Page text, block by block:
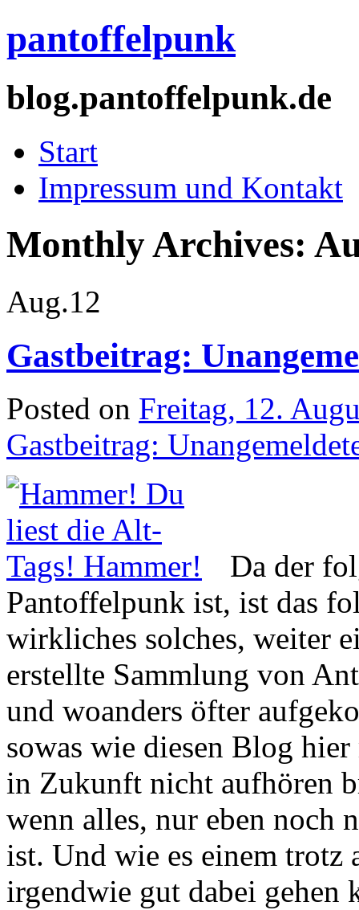
pantoffelpunk
blog.pantoffelpunk.de
Start
Impressum und Kontakt
Monthly Archives:
Aug.12
Gastbeitrag:
Posted on Freitag, 12.
Gastbeitrag:
Da der
Pantoffelpunk ist, ist das
wirkliches solches, weiter
erstellte Sammlung von
und woanders öfter
sowas wie diesen Blog
in Zukunft nicht aufhören
wenn alles, nur eben noch
ist. Und wie es einem trotz
irgendwie gut dabei gehen